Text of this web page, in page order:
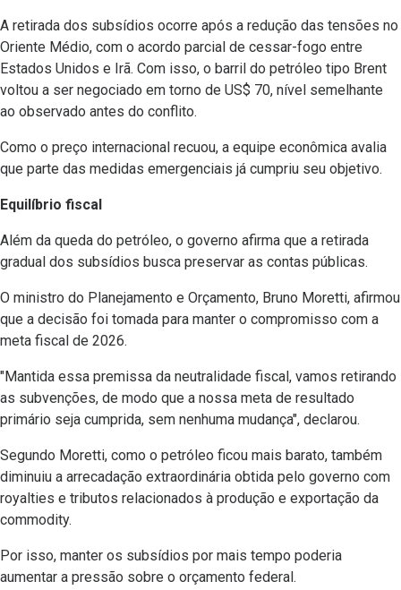
A retirada dos subsídios ocorre após a redução das tensões no
Oriente Médio, com o acordo parcial de cessar-fogo entre
Estados Unidos e Irã. Com isso, o barril do petróleo tipo Brent
voltou a ser negociado em torno de US$ 70, nível semelhante
ao observado antes do conflito.
Como o preço internacional recuou, a equipe econômica avalia
que parte das medidas emergenciais já cumpriu seu objetivo.
Equilíbrio fiscal
Além da queda do petróleo, o governo afirma que a retirada
gradual dos subsídios busca preservar as contas públicas.
O ministro do Planejamento e Orçamento, Bruno Moretti, afirmou
que a decisão foi tomada para manter o compromisso com a
meta fiscal de 2026.
"Mantida essa premissa da neutralidade fiscal, vamos retirando
as subvenções, de modo que a nossa meta de resultado
primário seja cumprida, sem nenhuma mudança", declarou.
Segundo Moretti, como o petróleo ficou mais barato, também
diminuiu a arrecadação extraordinária obtida pelo governo com
royalties e tributos relacionados à produção e exportação da
commodity.
Por isso, manter os subsídios por mais tempo poderia
aumentar a pressão sobre o orçamento federal.